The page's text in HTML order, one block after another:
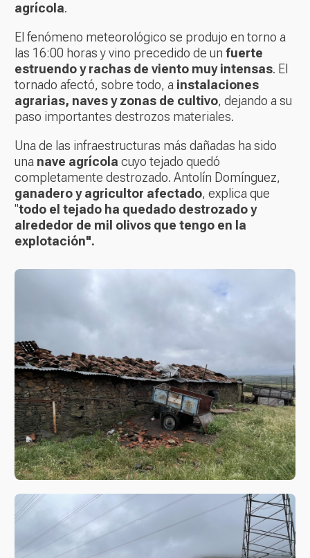
agrícola.
El fenómeno meteorológico se produjo en torno a
las 16:00 horas y vino precedido de un fuerte
estruendo y rachas de viento muy intensas. El
tornado afectó, sobre todo, a instalaciones
agrarias, naves y zonas de cultivo, dejando a su
paso importantes destrozos materiales.
Una de las infraestructuras más dañadas ha sido
una nave agrícola cuyo tejado quedó
completamente destrozado. Antolín Domínguez,
ganadero y agricultor afectado, explica que
"todo el tejado ha quedado destrozado y
alrededor de mil olivos que tengo en la
explotación".